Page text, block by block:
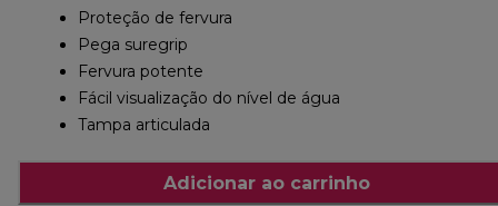
Proteção de fervura
Pega suregrip
Fervura potente
Fácil visualização do nível de água
Tampa articulada
Adicionar ao carrinho